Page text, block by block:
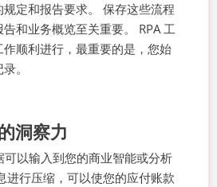
定和报告要求。 保存这些流程
和业务概览至关重要。 RPA 工
顺利进行，最重要的是，您始
。
洞察力
可以输入到您的商业智能或分析
进行压缩，可以使您的应付账款